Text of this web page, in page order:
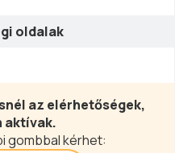
oldalak
az elérhetőségek,
aktívak.
gombbal kérhet: